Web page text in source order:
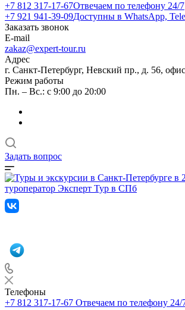
+7 812 317-17-67Отвечаем по телефону 24/7
+7 921 941-39-09Доступны в WhatsApp,
Заказать звонок
E-mail
zakaz@expert-tour.ru
Адрес
г. Санкт-Петербург, Невский пр., д. 56, офис
Режим работы
Пн. – Вс.: с 9:00 до 20:00
Задать вопрос
Телефоны
+7 812 317-17-67 Отвечаем по телефону 24/